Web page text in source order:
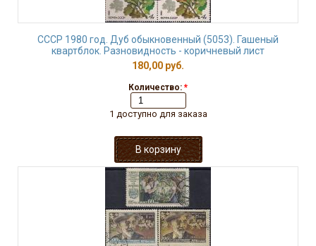
СССР 1980 год. Дуб обыкновенный (5053). Гашеный
квартблок. Разновидность - коричневый лист
180,00 руб.
Количество: *
1 доступно для заказа